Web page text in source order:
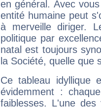
en général. Avec
entité humaine peut
à merveille diriger.
politique par
natal est toujours
la Société, quelle que
Ce tableau idyllique
évidemment :
faiblesses. L'une